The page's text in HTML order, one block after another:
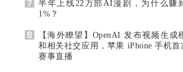
半年上线22万部AI漫剧，为什么赚
1%？
【海外瞭望】OpenAI 发布视频生成
和相关社交应用，苹果 iPhone 手机首
赛事直播